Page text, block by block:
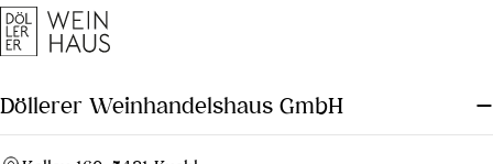
Döllerer Weinhandelshaus GmbH